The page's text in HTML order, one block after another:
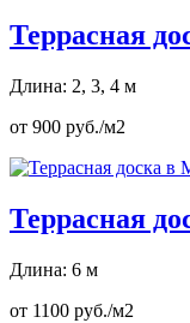
Террасная
Длина: 2, 3, 4 м
от 900 руб./м2
Террасная
Длина: 6 м
от 1100 руб./м2